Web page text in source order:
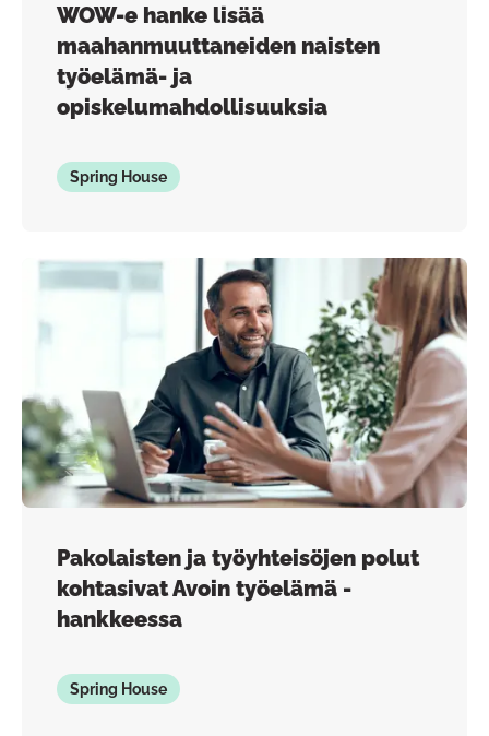
WOW-e hanke lisää
maahanmuuttaneiden naisten
työelämä- ja
opiskelumahdollisuuksia
Spring House
Pakolaisten ja työyhteisöjen polut
kohtasivat Avoin työelämä -
hankkeessa
Spring House